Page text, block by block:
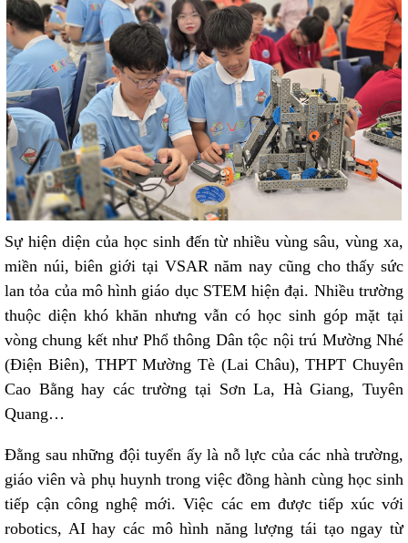
Sự hiện diện của học sinh đến từ nhiều vùng sâu, vùng xa,
miền núi, biên giới tại VSAR năm nay cũng cho thấy sức
lan tỏa của mô hình giáo dục STEM hiện đại. Nhiều trường
thuộc diện khó khăn nhưng vẫn có học sinh góp mặt tại
vòng chung kết như Phổ thông Dân tộc nội trú Mường Nhé
(Điện Biên), THPT Mường Tè (Lai Châu), THPT Chuyên
Cao Bằng hay các trường tại Sơn La, Hà Giang, Tuyên
Quang…
Đằng sau những đội tuyển ấy là nỗ lực của các nhà trường,
giáo viên và phụ huynh trong việc đồng hành cùng học sinh
tiếp cận công nghệ mới. Việc các em được tiếp xúc với
robotics, AI hay các mô hình năng lượng tái tạo ngay từ